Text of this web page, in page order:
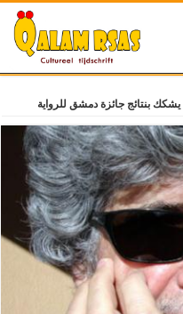
يشكك بنتائج جائزة دمشق للرواية